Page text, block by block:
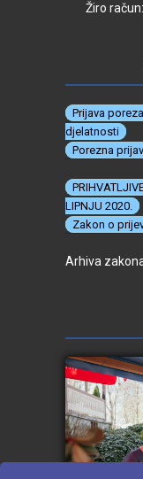
Žiro
Prijava
djelatnosti
Porezna
LIPNJU 2020.
Zakon o
Arhiva